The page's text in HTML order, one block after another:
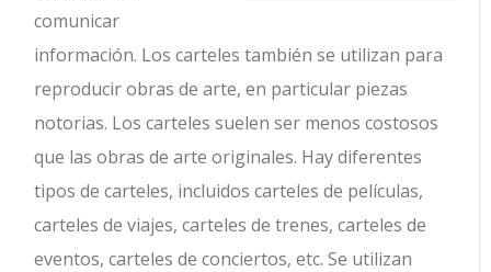
comunicar
información. Los carteles también se utilizan para
reproducir obras de arte, en particular piezas
notorias. Los carteles suelen ser menos costosos
que las obras de arte originales. Hay diferentes
tipos de carteles, incluidos carteles de películas,
carteles de viajes, carteles de trenes, carteles de
eventos, carteles de conciertos, etc. Se utilizan